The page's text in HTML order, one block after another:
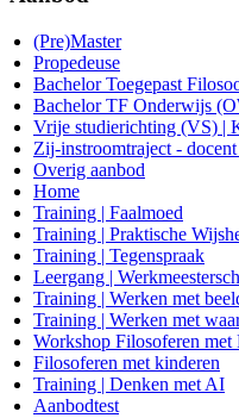
(Pre)Master
Propedeuse
Bachelor Toegepast
Bachelor TF Onderwijs
Vrije studierichting (VS) |
Zij-instroomtraject -
Overig aanbod
Home
Training | Faalmoed
Training | Praktische
Training | Tegenspraak
Leergang |
Training | Werken met
Training | Werken met
Workshop Filosoferen met
Filosoferen met kinderen
Training | Denken met AI
Aanbodtest